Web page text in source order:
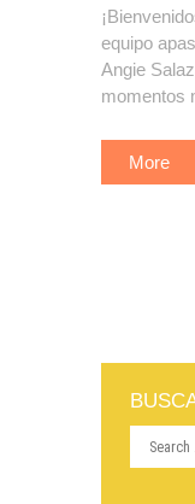
equipo
Angie
momentos
More